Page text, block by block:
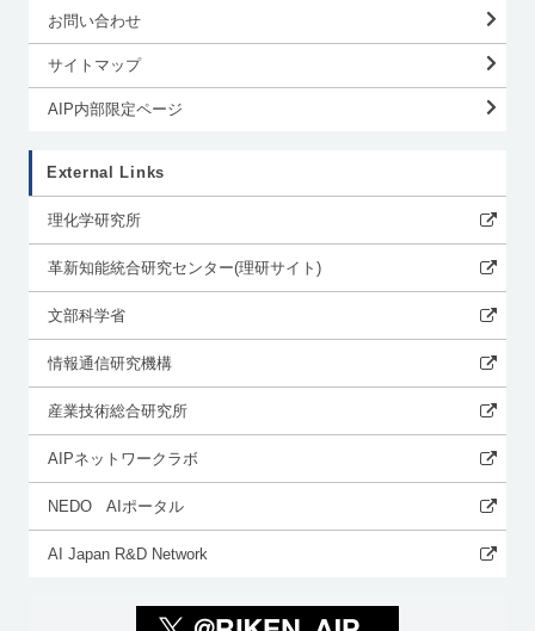
お問い合わせ
サイトマップ
AIP内部限定ページ
External Links
理化学研究所
革新知能統合研究センター(理研サイト)
文部科学省
情報通信研究機構
産業技術総合研究所
AIPネットワークラボ
NEDO AIポータル
AI Japan R&D Network